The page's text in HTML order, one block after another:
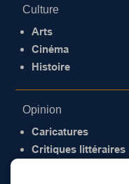
Culture
Arts
Cinéma
Histoire
Opinion
Caricatures
Critiques littéraires